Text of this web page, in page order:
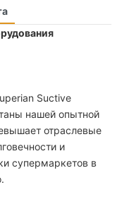
Suctive
нашей опытной
отраслевые
и
супермаркетов в